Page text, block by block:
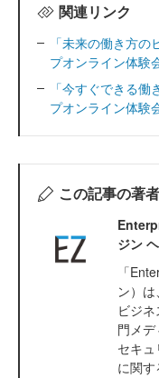
関連リンク
「未来の働き方
プオンライン体験
「今すぐできる
プオンライン体験
この記事の著者
ジン
「
ン）
ビジ
門メ
セキ
に関す